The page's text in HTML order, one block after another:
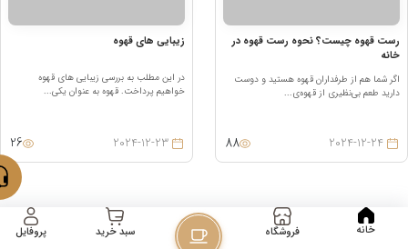
قهوه چیست؟ نحوه رست قهوه در
شما هم از طرفداران قهوه هستید و دوست
طعم بی‌نظیری از قهوه‌ی...
2024-12-24
88
زیبایی های قهوه
در این مطلب به بررسی زیبایی های قهوه
خواهیم پرداخت. قهوه به عنوان یکی...
2024-12-23
26
خانه فروشگاه سبد خرید پروفایل